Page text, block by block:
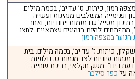
מצפה רמון, כיתות: ט’ עד יב’, בכמה מילים:
ופנימייה המשלבים מנהיגות ועשייה
מטייל עם מגמות ייחודיות, ואחר
מתפתחים להיות מנהיגים עצמאיים. לחצו
הנוער במצפה רמון
כיתות: ז’ עד יב’, בכמה מילים: בית
מגמות עיוניות לצד מגמות טכנולוגיות.
עתידים”. משק חקלאי, בריכת שחייה
עלכפר סילבר